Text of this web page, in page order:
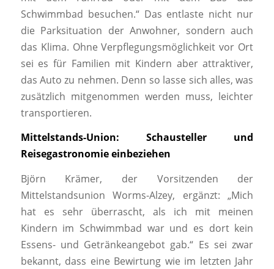
Schwimmbad besuchen.“ Das entlaste nicht nur
die Parksituation der Anwohner, sondern auch
das Klima. Ohne Verpflegungsmöglichkeit vor Ort
sei es für Familien mit Kindern aber attraktiver,
das Auto zu nehmen. Denn so lasse sich alles, was
zusätzlich mitgenommen werden muss, leichter
transportieren.
Mittelstands-Union: Schausteller und
Reisegastronomie einbeziehen
Björn Krämer, der Vorsitzenden der
Mittelstandsunion Worms-Alzey, ergänzt: „Mich
hat es sehr überrascht, als ich mit meinen
Kindern im Schwimmbad war und es dort kein
Essens- und Getränkeangebot gab.“ Es sei zwar
bekannt, dass eine Bewirtung wie im letzten Jahr